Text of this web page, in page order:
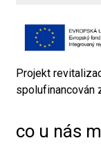
Projekt
spolufinancován
co u nás